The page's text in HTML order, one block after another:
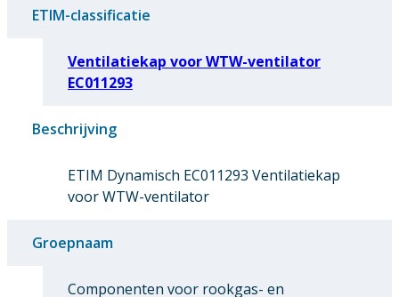
ETIM-classificatie
Ventilatiekap voor WTW-ventilator
EC011293
Beschrijving
ETIM Dynamisch EC011293 Ventilatiekap
voor WTW-ventilator
Groepnaam
Componenten voor rookgas- en